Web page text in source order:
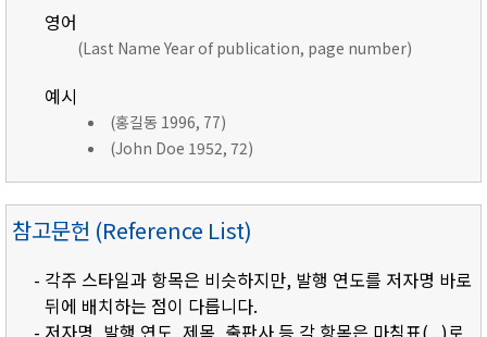
영어
(Last Name Year of publication, page number)
예시
(홍길동 1996, 77)
(John Doe 1952, 72)
참고문헌 (Reference List)
- 각주 스타일과 항목은 비슷하지만, 발행 연도를 저자명 바로
뒤에 배치하는 점이 다릅니다.